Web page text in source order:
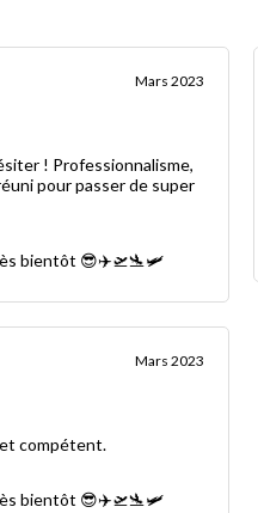
Mars 2023
! Professionnalisme,
pour passer de super
bientôt 😎✈️🛫🛬🛩
Mars 2023
compétent.
bientôt 😎✈️🛫🛬🛩